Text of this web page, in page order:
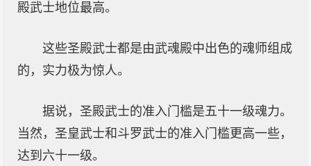
殿武士地位最高。
这些圣殿武士都是由武魂殿中出色的魂师组成
的，实力极为惊人。
据说，圣殿武士的准入门槛是五十一级魂力。
当然，圣皇武士和斗罗武士的准入门槛更高一些，
达到六十一级。